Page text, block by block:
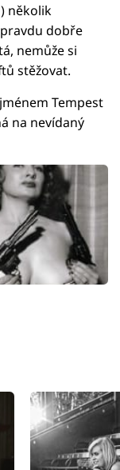
několik
dobře
nemůže si
stěžovat.
Tempest
na nevídaný